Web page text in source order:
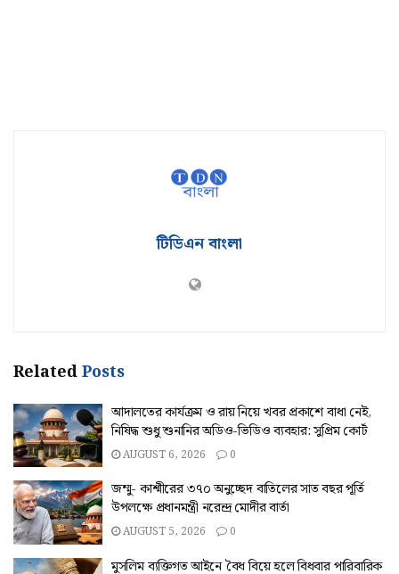
টিডিএন বাংলা
RelatedPosts
আদালতের কার্যক্রম ও রায় নিয়ে খবর প্রকাশে বাধা নেই,
নিষিদ্ধ শুধু শুনানির অডিও-ভিডিও ব্যবহার: সুপ্রিম কোর্ট
AUGUST 6, 2026 0
জম্মু- কাশ্মীরের ৩৭০ অনুচ্ছেদ বাতিলের সাত বছর পূর্তি
উপলক্ষে প্রধানমন্ত্রী নরেন্দ্র মোদীর বার্তা
AUGUST 5, 2026 0
মুসলিম ব্যক্তিগত আইনে বৈধ বিয়ে হলে বিধবার পারিবারিক